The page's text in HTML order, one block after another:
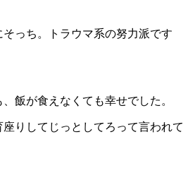
っち。トラウマ系の努力派です
飯が食えなくても幸せでした。
りしてじっとしてろって言われて